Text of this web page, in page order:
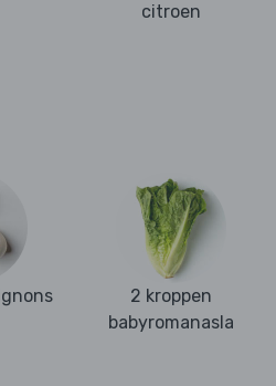
citroen
2 kroppen
babyromanasla